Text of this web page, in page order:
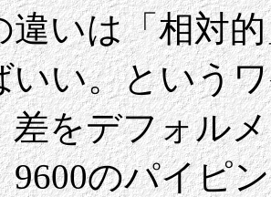
違いは「相対
いい。という
差をデフォル
9600のパイピ